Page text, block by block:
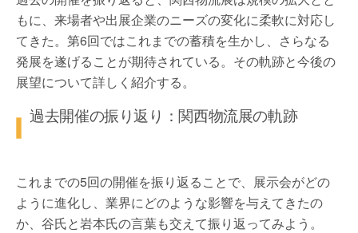
もに、来場者や出展企業のニーズの変化に柔軟に対応し
てきた。第6回ではこれまでの蓄積を生かし、さらなる
発展を遂げることが期待されている。その軌跡と今後の
展望について詳しく紹介する。
過去開催の振り返り：関西物流展の軌跡
これまでの5回の開催を振り返ることで、展示会がどの
ように進化し、業界にどのような影響を与えてきたの
か、谷氏と岩本氏の言葉も交えて振り返ってみよう。